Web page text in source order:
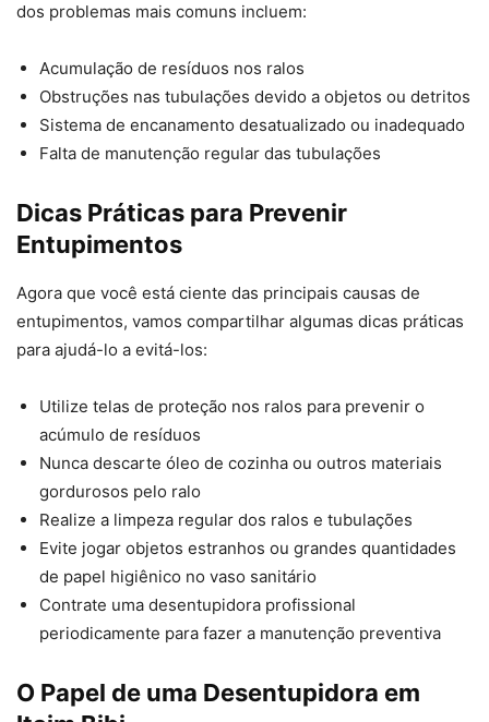
dos problemas mais comuns incluem:
Acumulação de resíduos nos ralos
Obstruções nas tubulações devido a objetos ou detritos
Sistema de encanamento desatualizado ou inadequado
Falta de manutenção regular das tubulações
Dicas Práticas para Prevenir
Entupimentos
Agora que você está ciente das principais causas de
entupimentos, vamos compartilhar algumas dicas práticas
para ajudá-lo a evitá-los:
Utilize telas de proteção nos ralos para prevenir o
acúmulo de resíduos
Nunca descarte óleo de cozinha ou outros materiais
gordurosos pelo ralo
Realize a limpeza regular dos ralos e tubulações
Evite jogar objetos estranhos ou grandes quantidades
de papel higiênico no vaso sanitário
Contrate uma desentupidora profissional
periodicamente para fazer a manutenção preventiva
O Papel de uma Desentupidora em